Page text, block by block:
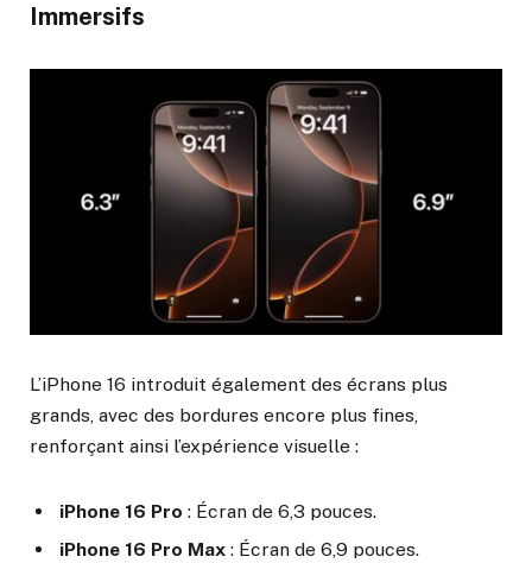
Immersifs
L’iPhone 16 introduit également des écrans plus
grands, avec des bordures encore plus fines,
renforçant ainsi l’expérience visuelle :
iPhone 16 Pro : Écran de 6,3 pouces.
iPhone 16 Pro Max : Écran de 6,9 pouces.